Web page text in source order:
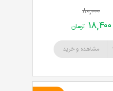
۸۰,۰۰۰
۱۸,۴۰۰ تومان
مشاهده و خرید